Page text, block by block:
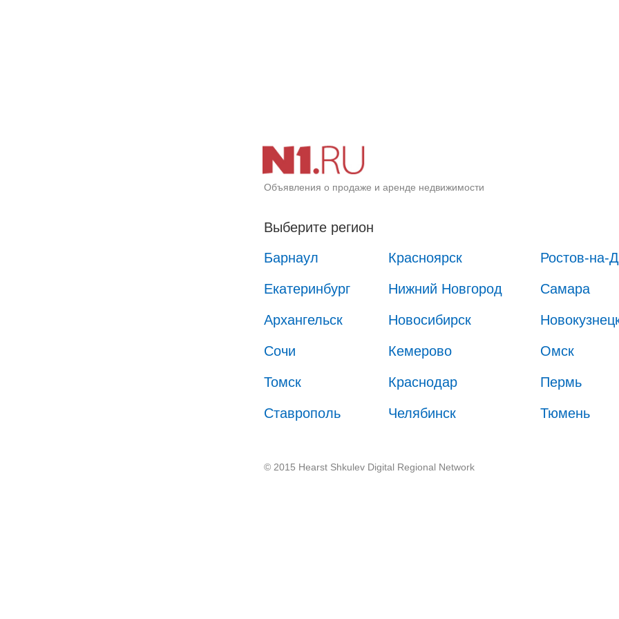
Объявления о продаже и аренде недвижимости
Выберите регион
Барнаул
Красноярск Ростов-на-
Екатеринбург Нижний Новгород Самара
Архангельск Новосибирск
Сочи Кемерово Омск
Томск Краснодар Пермь
Ставрополь Челябинск Тюмень
© 2015 Hearst Shkulev Digital Regional Network